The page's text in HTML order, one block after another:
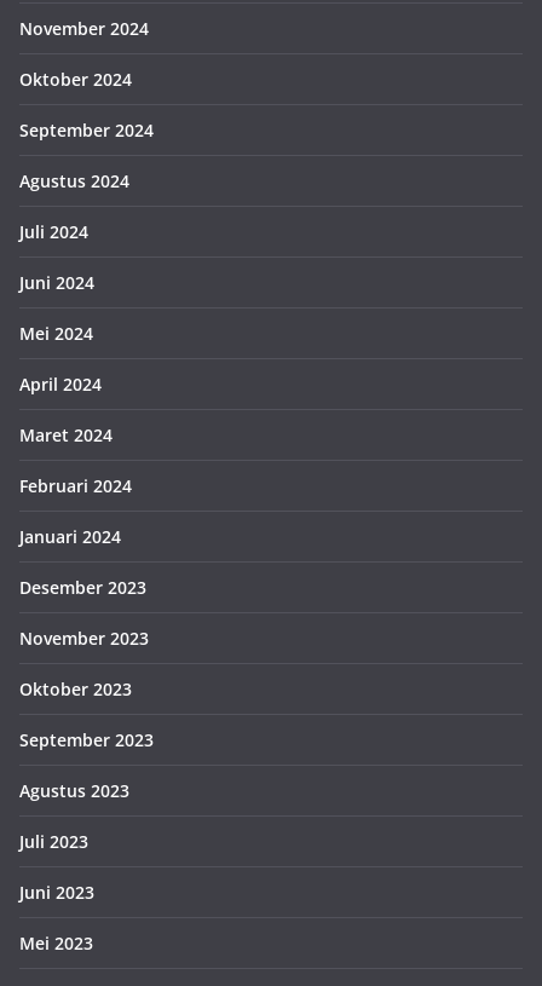
November 2024
Oktober 2024
September 2024
Agustus 2024
Juli 2024
Juni 2024
Mei 2024
April 2024
Maret 2024
Februari 2024
Januari 2024
Desember 2023
November 2023
Oktober 2023
September 2023
Agustus 2023
Juli 2023
Juni 2023
Mei 2023